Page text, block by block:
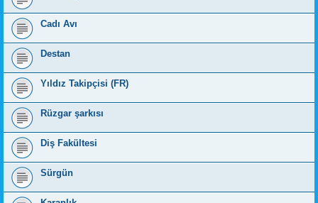
Cadı Avı
Destan
Yıldız Takipçisi (FR)
Rüzgar şarkısı
Diş Fakültesi
Sürgün